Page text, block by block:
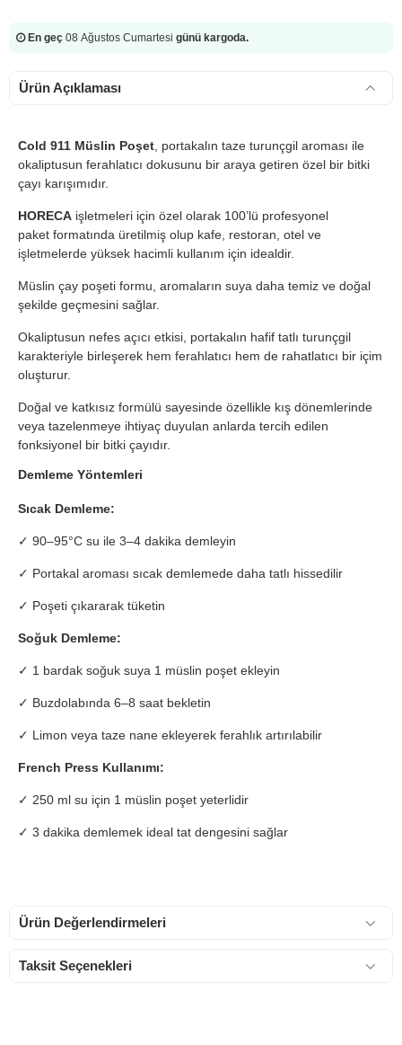
En geç 08 Ağustos Cumartesi günü kargoda.
Ürün Açıklaması
Cold 911 Müslin Poşet , portakalın taze turunçgil aroması ile
okaliptusun ferahlatıcı dokusunu bir araya getiren özel bir bitki
çayı karışımıdır.
HORECA işletmeleri için özel olarak 100’lü profesyonel
paket formatında üretilmiş olup kafe, restoran, otel ve
işletmelerde yüksek hacimli kullanım için idealdir.
Müslin çay poşeti formu, aromaların suya daha temiz ve doğal
şekilde geçmesini sağlar.
Okaliptusun nefes açıcı etkisi, portakalın hafif tatlı turunçgil
karakteriyle birleşerek hem ferahlatıcı hem de rahatlatıcı bir içim
oluşturur.
Doğal ve katkısız formülü sayesinde özellikle kış dönemlerinde
veya tazelenmeye ihtiyaç duyulan anlarda tercih edilen
fonksiyonel bir bitki çayıdır.
Demleme Yöntemleri
Sıcak Demleme:
✓ 90–95°C su ile 3–4 dakika demleyin
✓ Portakal aroması sıcak demlemede daha tatlı hissedilir
✓ Poşeti çıkararak tüketin
Soğuk Demleme:
✓ 1 bardak soğuk suya 1 müslin poşet ekleyin
✓ Buzdolabında 6–8 saat bekletin
✓ Limon veya taze nane ekleyerek ferahlık artırılabilir
French Press Kullanımı:
✓ 250 ml su için 1 müslin poşet yeterlidir
✓ 3 dakika demlemek ideal tat dengesini sağlar
Ürün Değerlendirmeleri
Taksit Seçenekleri